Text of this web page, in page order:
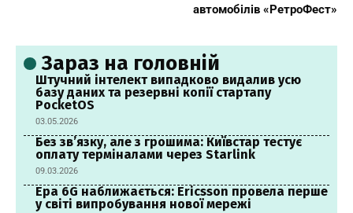
автомобілів «РетроФест»
Зараз на головній
Штучний інтелект випадково видалив усю
базу даних та резервні копії стартапу
PocketOS
03.05.2026
Без зв’язку, але з грошима: Київстар тестує
оплату терміналами через Starlink
09.03.2026
Ера 6G наближається: Ericsson провела перше
у світі випробування нової мережі